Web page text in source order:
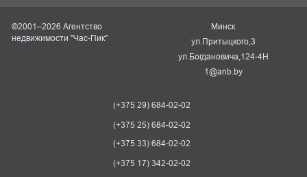
©2001–2026 Агентство
недвижимости "Час-Пик"
Минск
ул.Притыцкого,3
ул.Богдановича,124-4Н
1@anb.by
(+375 29) 684-02-02
(+375 25) 684-02-02
(+375 33) 684-02-02
(+375 17) 342-02-02